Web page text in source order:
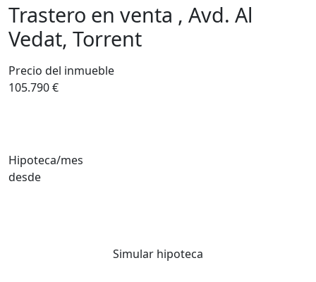
Trastero en venta , Avd. Al
Vedat, Torrent
Precio del inmueble
105.790 €
Hipoteca/mes
desde
Simular hipoteca